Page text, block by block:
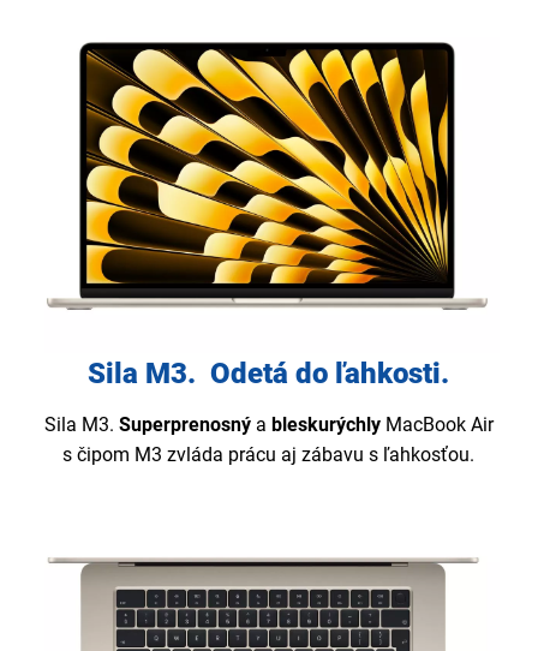
Sila M3. Odetá do ľahkosti.
Sila M3. Superprenosný a bleskurýchly MacBook Air
s čipom M3 zvláda prácu aj zábavu s ľahkosťou.